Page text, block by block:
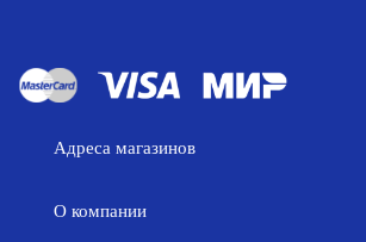
Адреса магазинов
О компании